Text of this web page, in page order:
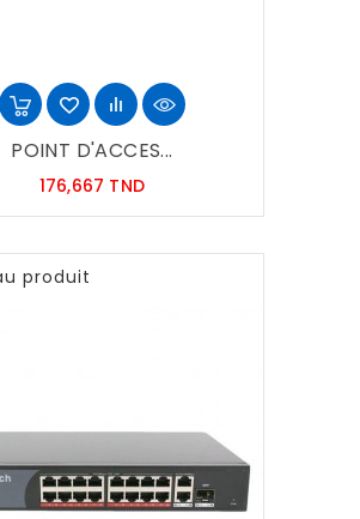
POINT D'ACCES...
176,667 TNDPrix
produit